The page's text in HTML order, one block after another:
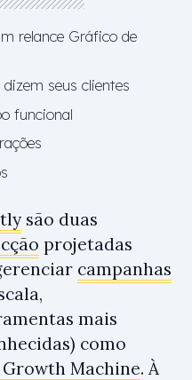
relance Gráfico de
seus clientes
funcional
são duas
projetadas
campanhas
mais
como
Growth Machine. À